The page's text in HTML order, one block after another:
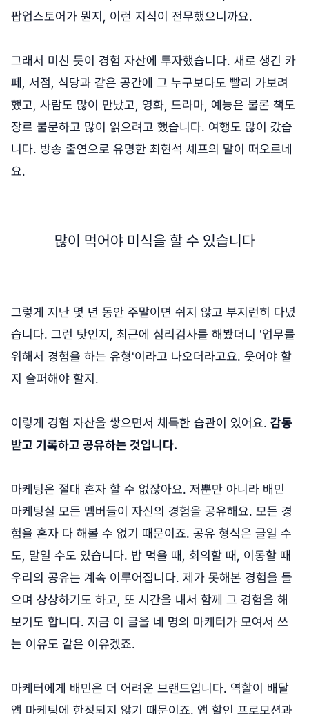
팝업스토어가 뭔지, 이런 지식이 전무했으니까요.
그래서 미친 듯이 경험 자산에 투자했습니다. 새로 생긴 카
페, 서점, 식당과 같은 공간에 그 누구보다도 빨리 가보려
했고, 사람도 많이 만났고, 영화, 드라마, 예능은 물론 책도
장르 불문하고 많이 읽으려고 했습니다. 여행도 많이 갔습
니다. 방송 출연으로 유명한 최현석 셰프의 말이 떠오르네
요.
많이 먹어야 미식을 할 수 있습니다
그렇게 지난 몇 년 동안 주말이면 쉬지 않고 부지런히 다녔
습니다. 그런 탓인지, 최근에 심리검사를 해봤더니 '업무를
위해서 경험을 하는 유형'이라고 나오더라고요. 웃어야 할
지 슬퍼해야 할지.
이렇게 경험 자산을 쌓으면서 체득한 습관이 있어요. 감동
받고 기록하고 공유하는 것입니다.
마케팅은 절대 혼자 할 수 없잖아요. 저뿐만 아니라 배민
마케팅실 모든 멤버들이 자신의 경험을 공유해요. 모든 경
험을 혼자 다 해볼 수 없기 때문이죠. 공유 형식은 글일 수
도, 말일 수도 있습니다. 밥 먹을 때, 회의할 때, 이동할 때
우리의 공유는 계속 이루어집니다. 제가 못해본 경험을 들
으며 상상하기도 하고, 또 시간을 내서 함께 그 경험을 해
보기도 합니다. 지금 이 글을 네 명의 마케터가 모여서 쓰
는 이유도 같은 이유겠죠.
마케터에게 배민은 더 어려운 브랜드입니다. 역할이 배달
앱 마케팅에 한정되지 않기 때문이죠. 앱 할인 프로모션과